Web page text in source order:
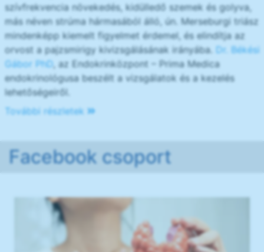
szívfrekvencia növekedés, kidülledő szemek és golyva,
más néven strúma hármasából álló, ún. Merseburgi triász
mindenképp kiemelt figyelmet érdemel, és elindítja az
orvost a pajzsmirigy kivizsgálásának irányába. Dr. Békési
Gábor PhD, az Endokrinközpont – Prima Medica
endokrinológusa beszélt a vizsgálatok és a kezelés
lehetőségeiről.
További részletek
Facebook csoport